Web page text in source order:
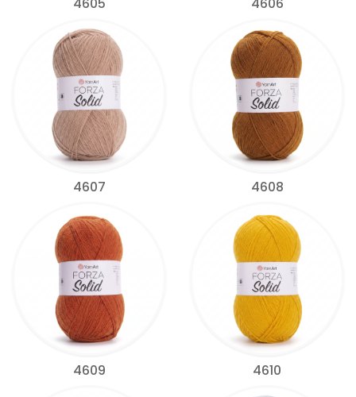
4607 4608
4609 4610